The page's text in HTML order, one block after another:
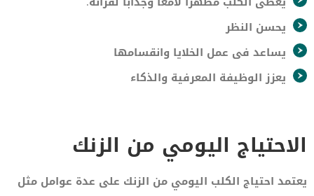
يحسن النظر
يساعد فى عمل الخلايا وانقسامها
يعزز الوظيفة المعرفية والذكاء
الاحتياج اليومي من الزنك
يعتمد احتياج الكلب اليومي من الزنك على عدة عوامل مثل